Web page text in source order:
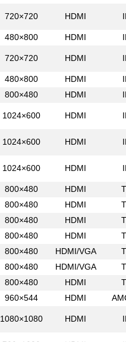
720×720 HDMI
480×800 HDMI
720×720 HDMI
480×800 HDMI
800×480 HDMI
1024×600 HDMI
1024×600 HDMI
1024×600 HDMI
800×480 HDMI
800×480 HDMI
800×480 HDMI
800×480 HDMI
800×480 HDMI/VGA
800×480 HDMI/VGA
800×480 HDMI
960×544 HDMI
1080×1080 HDMI